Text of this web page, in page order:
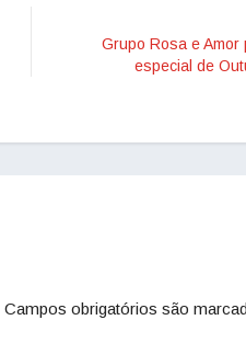
Grupo Rosa e Amor
especial de
Campos obrigatórios são